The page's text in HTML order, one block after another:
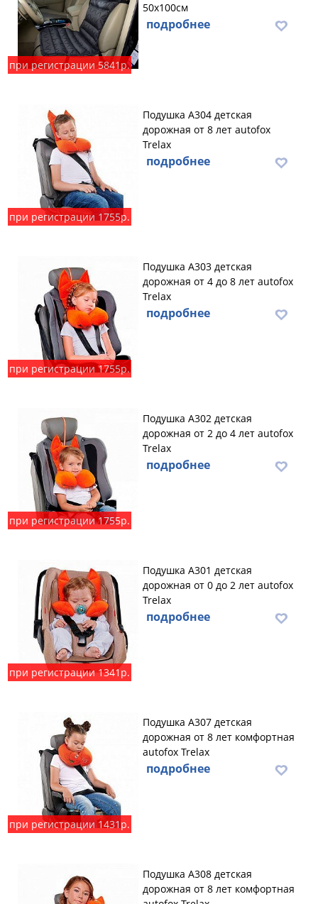
при регистрации 5841р.
50х100см
подробнее
при регистрации 1755р.
Подушка А304 детская
дорожная от 8 лет autofox
Trelax
подробнее
при регистрации 1755р.
Подушка А303 детская
дорожная от 4 до 8 лет autofox
Trelax
подробнее
при регистрации 1755р.
Подушка А302 детская
дорожная от 2 до 4 лет autofox
Trelax
подробнее
при регистрации 1341р.
Подушка А301 детская
дорожная от 0 до 2 лет autofox
Trelax
подробнее
при регистрации 1431р.
Подушка А307 детская
дорожная от 8 лет комфортная
autofox Trelax
подробнее
Подушка А308 детская
дорожная от 8 лет комфортная